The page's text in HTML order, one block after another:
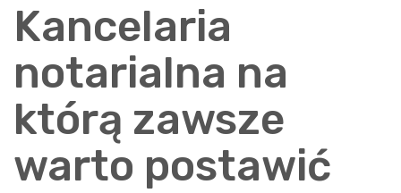
Kancelaria
notarialna na
którą zawsze
warto postawić